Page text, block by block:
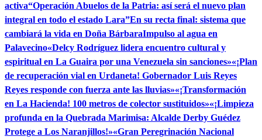
activa“Operación Abuelos de la Patria: así será el nuevo plan
integral en todo el estado Lara”En su recta final: sistema que
cambiará la vida en Doña BárbaraImpulso al agua en
Palavecino«Delcy Rodríguez lidera encuentro cultural y
espiritual en La Guaira por una Venezuela sin sanciones»«¡Plan
de recuperación vial en Urdaneta! Gobernador Luis Reyes
Reyes responde con fuerza ante las lluvias»«¡Transformación
en La Hacienda! 100 metros de colector sustituidos»«¡Limpieza
profunda en la Quebrada Marimisa: Alcalde Derby Guédez
Protege a Los Naranjillos!»«Gran Peregrinación Nacional